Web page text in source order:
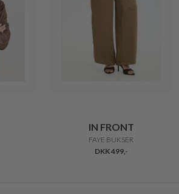
IN FRONT
FAYE BUKSER
DKK 499,-